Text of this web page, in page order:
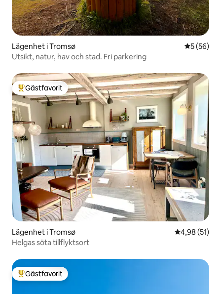
Lägenhet i Tromsø 5 av 5 i
5 (56)
Utsikt, natur, hav och stad. Fri parkering
Populär gästfavorit
Gästfavorit
Lägenhet i Tromsø 4,98 av 5 i
4,98 (51)
Helgas söta tillflyktsort
Populär gästfavorit
Gästfavorit